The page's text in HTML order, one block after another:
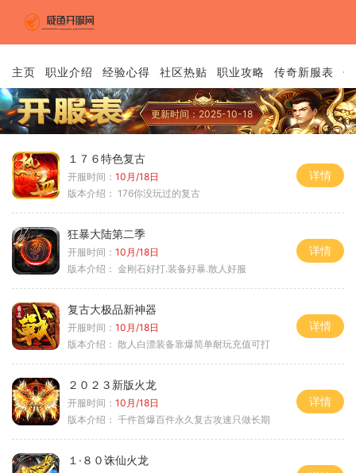
主页 职业介绍 经验心得 社区热贴 职业攻略 传奇新服表
更新时间：2025-10-18
１７６特色复古
开服时间： 10月/18日
版本介绍： 176你没玩过的复古
详情
狂暴大陆第二季
开服时间： 10月/18日
版本介绍： 金刚石好打.装备好暴.散人好服
详情
复古大极品新神器
开服时间： 10月/18日
版本介绍： 散人白漂装备靠爆简单耐玩充值可打
详情
２０２３新版火龙
开服时间： 10月/18日
版本介绍： 千件首爆百件永久复古攻速只做长期
详情
１·８０诛仙火龙